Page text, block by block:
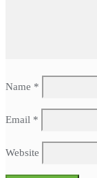
Name *
Email *
Website